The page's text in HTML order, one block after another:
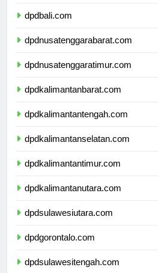
dpdbali.com
dpdnusatenggarabarat.com
dpdnusatenggaratimur.com
dpdkalimantanbarat.com
dpdkalimantantengah.com
dpdkalimantanselatan.com
dpdkalimantantimur.com
dpdkalimantanutara.com
dpdsulawesiutara.com
dpdgorontalo.com
dpdsulawesitengah.com